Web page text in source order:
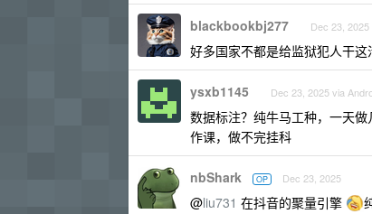
blackbookbj277 Dec 23, 2025
好多国家不都是给监狱犯人干这
ysxb1145 Dec 23, 2025 via
数据标注？纯牛马工种，一天
作课，做不完挂科
nbShark OP Dec 23, 2025
@liu731 在抖音的聚量引擎